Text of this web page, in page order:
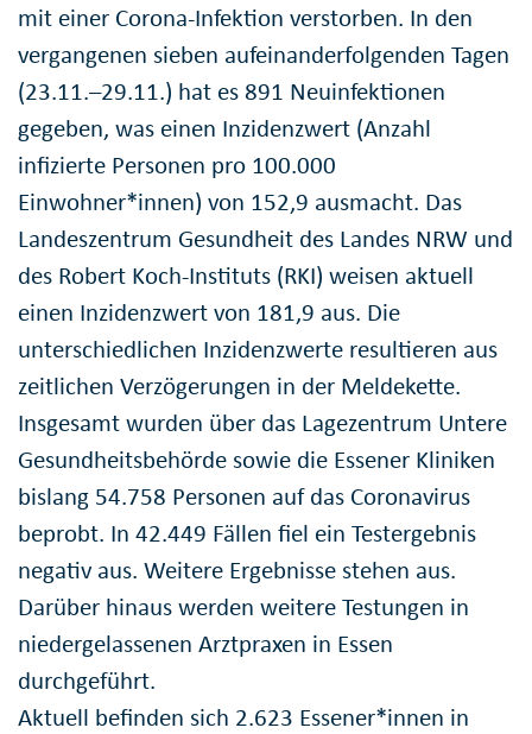
mit einer Corona-Infektion verstorben. In den
vergangenen sieben aufeinanderfolgenden Tagen
(23.11.–29.11.) hat es 891 Neuinfektionen
gegeben, was einen Inzidenzwert (Anzahl
infizierte Personen pro 100.000
Einwohner*innen) von 152,9 ausmacht. Das
Landeszentrum Gesundheit des Landes NRW und
des Robert Koch-Instituts (RKI) weisen aktuell
einen Inzidenzwert von 181,9 aus. Die
unterschiedlichen Inzidenzwerte resultieren aus
zeitlichen Verzögerungen in der Meldekette.
Insgesamt wurden über das Lagezentrum Untere
Gesundheitsbehörde sowie die Essener Kliniken
bislang 54.758 Personen auf das Coronavirus
beprobt. In 42.449 Fällen fiel ein Testergebnis
negativ aus. Weitere Ergebnisse stehen aus.
Darüber hinaus werden weitere Testungen in
niedergelassenen Arztpraxen in Essen
durchgeführt.
Aktuell befinden sich 2.623 Essener*innen in